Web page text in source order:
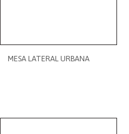
MESA LATERAL URBANA